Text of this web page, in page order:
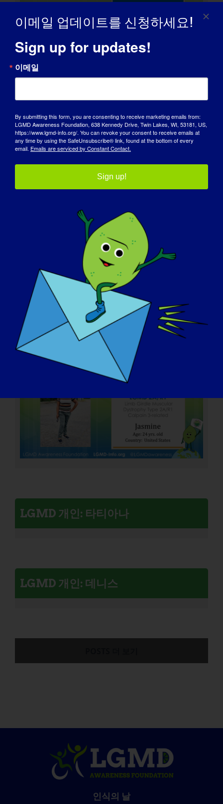
LGMD 개인: 자스민
LGMD 개인: 타티아나
LGMD 개인: 데니스
인식의 날
이메일 업데이트를 신청하세요!
Sign up for updates!
이메일
By submitting this form, you are consenting to receive marketing emails from:
LGMD Awareness Foundation, 638 Kennedy Drive, Twin Lakes, WI, 53181, US,
https://www.lgmd-info.org/. You can revoke your consent to receive emails at
any time by using the SafeUnsubscribe® link, found at the bottom of every
email. Emails are serviced by Constant Contact.
Sign up!